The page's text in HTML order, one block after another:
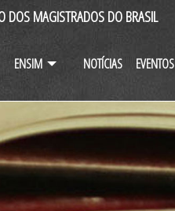
DOS MAGISTRADOS DO BRASIL
ENSIM NOTÍCIAS EVENTOS